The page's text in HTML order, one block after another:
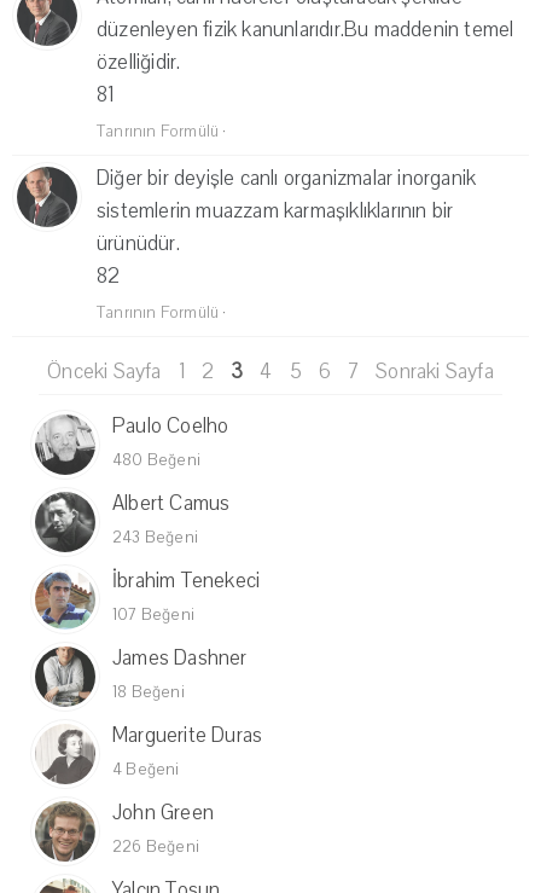
düzenleyen fizik kanunlarıdır.Bu maddenin temel
özelliğidir.
81
Tanrının Formülü ·
Diğer bir deyişle canlı organizmalar inorganik
sistemlerin muazzam karmaşıklıklarının bir
ürünüdür.
82
Tanrının Formülü ·
Önceki Sayfa 1 2 3 4 5 6 7
Sonraki Sayfa
Paulo Coelho
480 Beğeni
Albert Camus
243 Beğeni
İbrahim Tenekeci
107 Beğeni
James Dashner
18 Beğeni
Marguerite Duras
4 Beğeni
John Green
226 Beğeni